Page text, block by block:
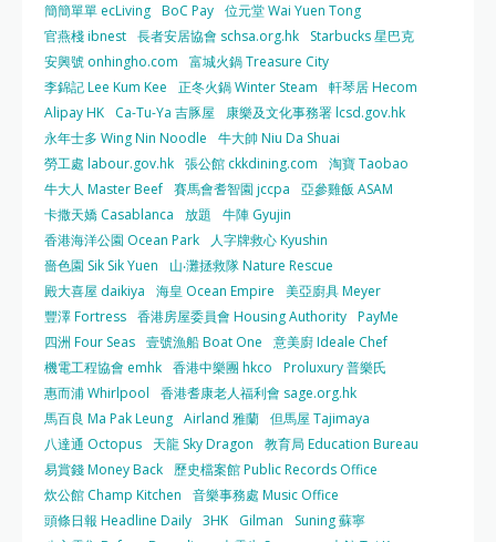
簡簡單單 ecLiving BoC Pay 位元堂 Wai Yuen Tong
官燕棧 ibnest 長者安居協會 schsa.org.hk
Starbucks 星巴克
安興號 onhingho.com
富城火鍋 Treasure City
李錦記 Lee Kum Kee
正冬火鍋 Winter Steam
軒琴居 Hecom
Alipay HK
Ca-Tu-Ya 吉豚屋
康樂及文化事務署 lcsd.gov.hk
永年士多 Wing Nin Noodle
牛大帥 Niu Da Shuai
勞工處 labour.gov.hk 張公館 ckkdining.com
淘寶 Taobao
牛大人 Master Beef 賽馬會耆智園 jccpa
亞參雞飯 ASAM
卡撒天嬌 Casablanca
放題
牛陣 Gyujin
香港海洋公園 Ocean Park
人字牌救心 Kyushin
嗇色園 Sik Sik Yuen
山‧灘拯救隊 Nature Rescue
殿大喜屋 daikiya
海皇 Ocean Empire
美亞廚具 Meyer
豐澤 Fortress 香港房屋委員會 Housing Authority PayMe
四洲 Four Seas 壹號漁船 Boat One
意美廚 Ideale Chef
機電工程協會 emhk 香港中樂團 hkco
Proluxury 普樂氏
惠而浦 Whirlpool
香港耆康老人福利會 sage.org.hk
馬百良 Ma Pak Leung Airland 雅蘭 但馬屋 Tajimaya
八達通 Octopus
天龍 Sky Dragon
教育局 Education Bureau
易賞錢 Money Back
歷史檔案館 Public Records Office
炊公館 Champ Kitchen
音樂事務處 Music Office
頭條日報 Headline Daily 3HK Gilman
Suning 蘇寧